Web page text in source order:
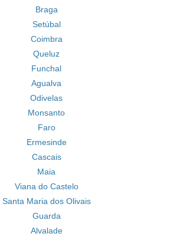
Braga
Setúbal
Coimbra
Queluz
Funchal
Agualva
Odivelas
Monsanto
Faro
Ermesinde
Cascais
Maia
Viana do Castelo
Santa Maria dos Olivais
Guarda
Alvalade